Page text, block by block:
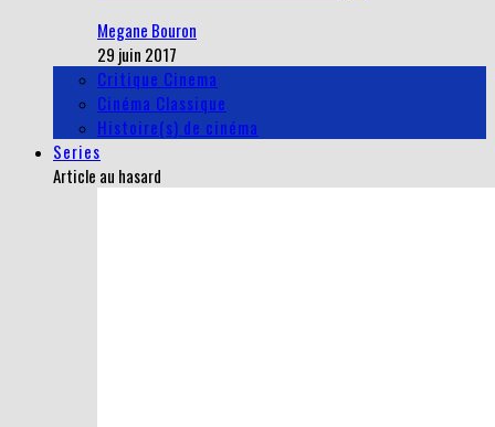
Megane Bouron
29 juin 2017
Critique Cinema
Cinéma Classique
Histoire(s) de cinéma
Series
Article au hasard